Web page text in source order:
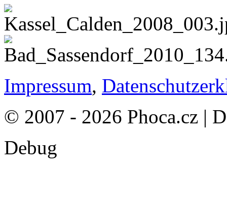
Impressum,
© 2007 - 2026 Phoca.cz |
Debug